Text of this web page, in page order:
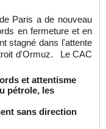
Paris a de nouveau
en fermeture et en
stagné dans l'attente
d'Ormuz. Le CAC
et attentisme
pétrole, les
sans direction